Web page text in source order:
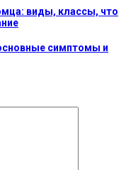
виды, классы, что
симптомы и